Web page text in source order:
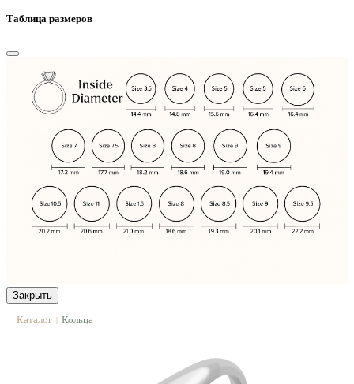
Таблица размеров
Закрыть
Каталог | Кольца